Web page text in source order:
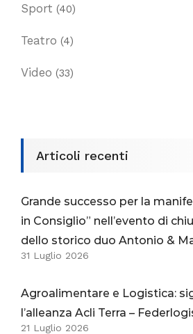
Sport (40)
Teatro (4)
Video (33)
Articoli recenti
Grande successo per la
in Consiglio” nell’evento di
dello storico duo Antonio &
31 Luglio 2026
Agroalimentare e Logistica:
l’alleanza Acli Terra –
21 Luglio 2026